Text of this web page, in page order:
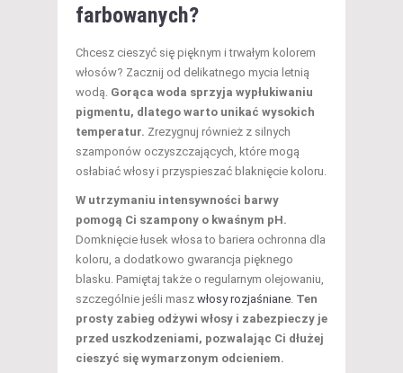
farbowanych?
Chcesz cieszyć się pięknym i trwałym kolorem
włosów? Zacznij od delikatnego mycia letnią
wodą. Gorąca woda sprzyja wypłukiwaniu
pigmentu, dlatego warto unikać wysokich
temperatur. Zrezygnuj również z silnych
szamponów oczyszczających, które mogą
osłabiać włosy i przyspieszać blaknięcie koloru.
W utrzymaniu intensywności barwy
pomogą Ci szampony o kwaśnym pH.
Domknięcie łusek włosa to bariera ochronna dla
koloru, a dodatkowo gwarancja pięknego
blasku. Pamiętaj także o regularnym olejowaniu,
szczególnie jeśli masz włosy rozjaśniane. Ten
prosty zabieg odżywi włosy i zabezpieczy je
przed uszkodzeniami, pozwalając Ci dłużej
cieszyć się wymarzonym odcieniem.